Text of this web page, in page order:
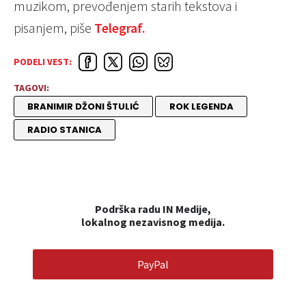
muzikom, prevođenjem starih tekstova i
pisanjem, piše Telegraf.
PODELI VEST:
TAGOVI:
BRANIMIR DŽONI ŠTULIĆ
ROK LEGENDA
RADIO STANICA
Podrška radu IN Medije,
lokalnog nezavisnog medija.
PayPal